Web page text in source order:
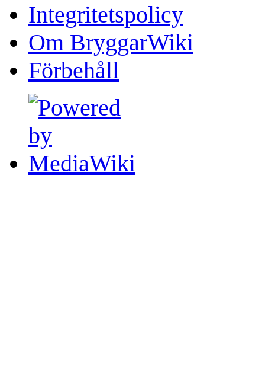
Integritetspolicy
Om BryggarWiki
Förbehåll